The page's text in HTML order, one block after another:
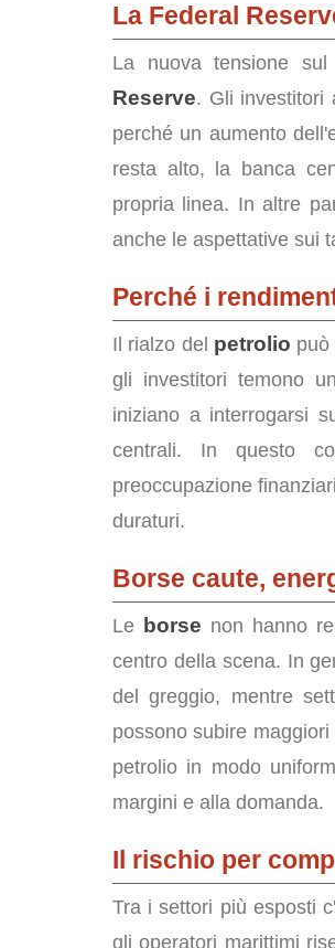
La Federal
La nuova tensione sul
Reserve. Gli investitori
perché un aumento
resta alto, la banca
propria linea. In altre
anche le aspettative sui
Perché i
Il rialzo del petrolio può
gli investitori temono
iniziano a interrogarsi
centrali. In questo
preoccupazione
duraturi.
Borse caute,
Le borse non hanno
centro della scena. In
del greggio, mentre
possono subire
petrolio in modo
margini e alla domanda.
Il rischio per
Tra i settori più esposti
gli operatori marittimi